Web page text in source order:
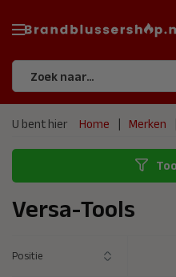
U bent hier Home Merken
Versa-Tools